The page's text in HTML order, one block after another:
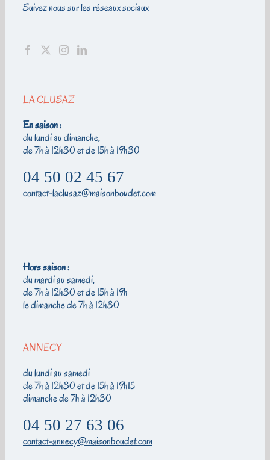
Suivez nous sur les réseaux sociaux
LA CLUSAZ
En saison :
du lundi au dimanche,
de 7h à 12h30 et de 15h à 19h30
04 50 02 45 67
contact-laclusaz@maisonboudet.com
Hors saison :
du mardi au samedi,
de 7h à 12h30 et de 15h à 19h
le dimanche de 7h à 12h30
ANNECY
du lundi au samedi
de 7h à 12h30 et de 15h à 19h15
dimanche de 7h à 12h30
04 50 27 63 06
contact-annecy@maisonboudet.com